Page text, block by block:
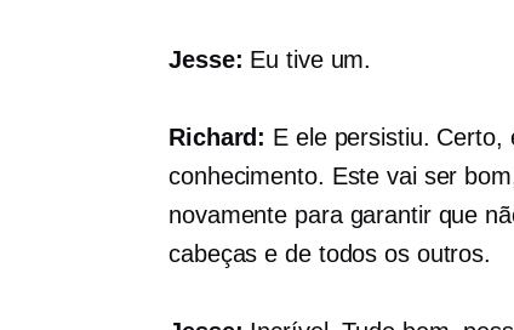
Jesse: Eu tive um.
Richard: E ele persistiu. Certo,
conhecimento. Este vai ser
novamente para garantir que
cabeças e de todos os outros.